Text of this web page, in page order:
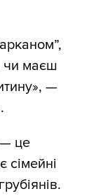
чи маєш
—
— це
сімейні